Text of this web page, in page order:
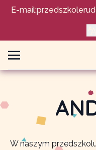
E-mail:
W naszym